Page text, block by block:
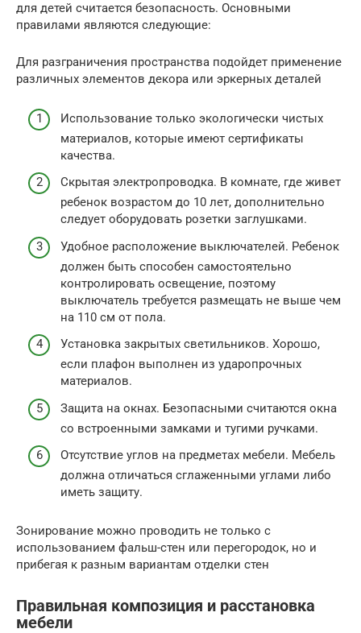
для детей считается безопасность. Основными
правилами являются следующие:
Для разграничения пространства подойдет применение
различных элементов декора или эркерных деталей
Использование только экологически чистых
материалов, которые имеют сертификаты
качества.
Скрытая электропроводка. В комнате, где живет
ребенок возрастом до 10 лет, дополнительно
следует оборудовать розетки заглушками.
Удобное расположение выключателей. Ребенок
должен быть способен самостоятельно
контролировать освещение, поэтому
выключатель требуется размещать не выше чем
на 110 см от пола.
Установка закрытых светильников. Хорошо,
если плафон выполнен из ударопрочных
материалов.
Защита на окнах. Безопасными считаются окна
со встроенными замками и тугими ручками.
Отсутствие углов на предметах мебели. Мебель
должна отличаться сглаженными углами либо
иметь защиту.
Зонирование можно проводить не только с
использованием фальш-стен или перегородок, но и
прибегая к разным вариантам отделки стен
Правильная композиция и расстановка
мебели